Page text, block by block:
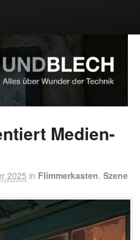
Medien-
2025 in Flimmerkasten, Szene